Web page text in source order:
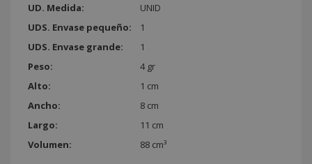
UD. Medida:
UNID
UDS. Envase pequeño:
1
UDS. Envase grande:
1
Peso:
4 gr
Alto:
1 cm
Ancho:
8 cm
Largo:
11 cm
Volumen:
88 cm³